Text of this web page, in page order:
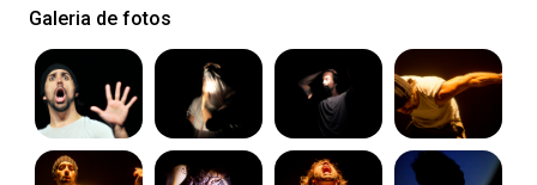
Galeria de fotos